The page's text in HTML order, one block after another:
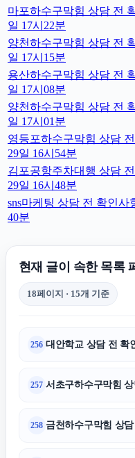
마포하수구막힘 상담 전
일 17시22분
양천하수구막힘 상담 전
일 17시15분
용산하수구막힘 상담 전
일 17시08분
양천하수구막힘 상담 전
일 17시01분
영등포하수구막힘 상담
29일 16시54분
김포공항주차대행 상담
29일 16시48분
sns마케팅 상담 전 확인사
40분
현재 글이 속한 목록
18페이지 · 15개 기준
256 대안학교 상담 전 확
257 서초구하수구막힘 상
258 금천하수구막힘 상